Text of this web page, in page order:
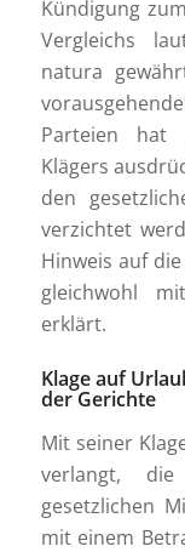
Kündigung
Vergleichs
natura
Parteien hat
Klägers
den
verzichtet
Hinweis auf
gleichwohl
erklärt.
Klage auf
der Gerichte
Mit seiner
verlangt,
gesetzlichen
mit einem